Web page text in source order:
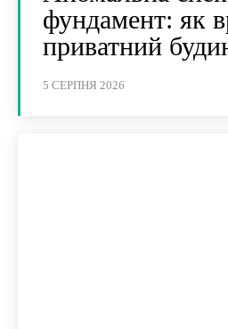
фундамент: як
приватний
5 СЕРПНЯ 2026